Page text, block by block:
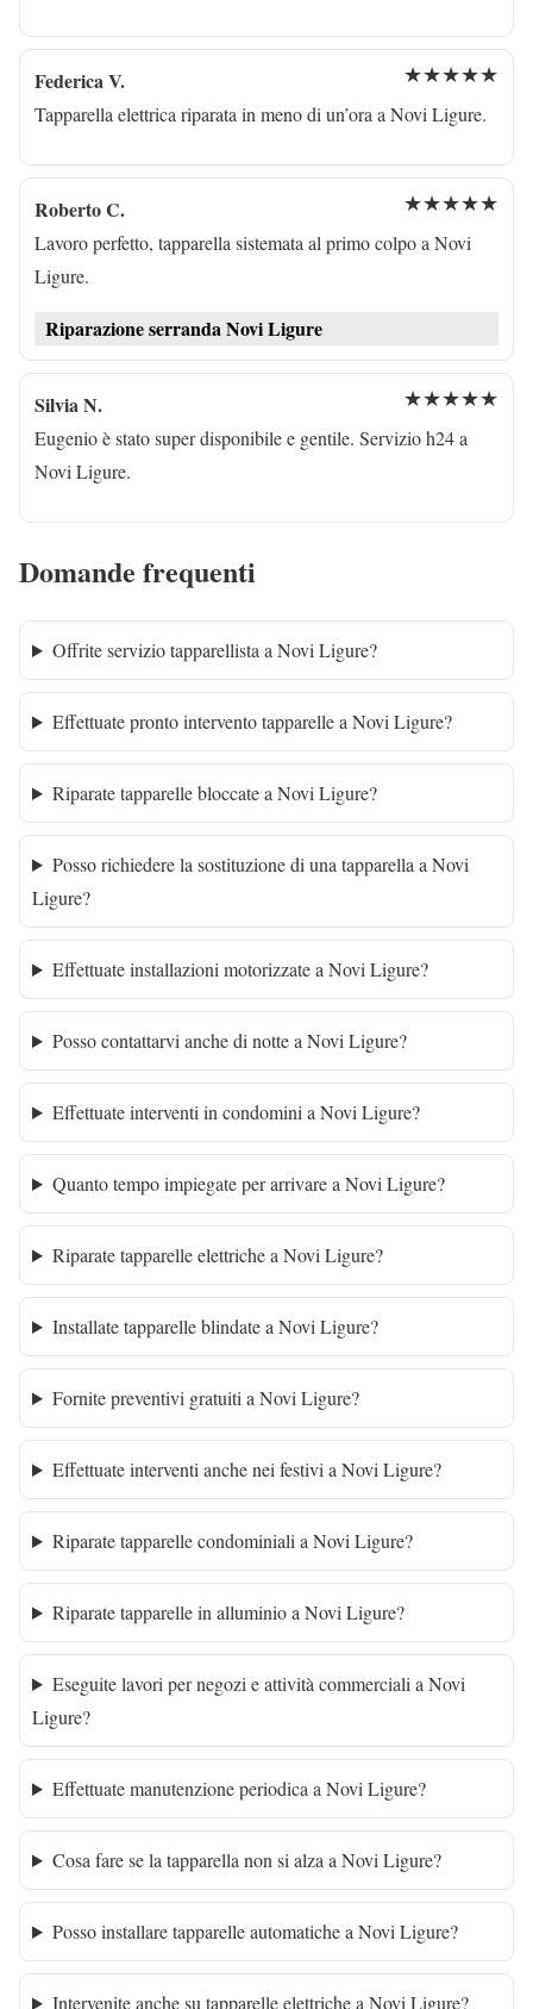
Federica V. ★★★★★
Tapparella elettrica riparata in meno di un’ora a Novi Ligure.
Roberto C. ★★★★★
Lavoro perfetto, tapparella sistemata al primo colpo a Novi
Ligure.
Riparazione serranda Novi Ligure
Silvia N. ★★★★★
Eugenio è stato super disponibile e gentile. Servizio h24 a
Novi Ligure.
Domande frequenti
Offrite servizio tapparellista a Novi Ligure?
Effettuate pronto intervento tapparelle a Novi Ligure?
Riparate tapparelle bloccate a Novi Ligure?
Posso richiedere la sostituzione di una tapparella a Novi
Ligure?
Effettuate installazioni motorizzate a Novi Ligure?
Posso contattarvi anche di notte a Novi Ligure?
Effettuate interventi in condomini a Novi Ligure?
Quanto tempo impiegate per arrivare a Novi Ligure?
Riparate tapparelle elettriche a Novi Ligure?
Installate tapparelle blindate a Novi Ligure?
Fornite preventivi gratuiti a Novi Ligure?
Effettuate interventi anche nei festivi a Novi Ligure?
Riparate tapparelle condominiali a Novi Ligure?
Riparate tapparelle in alluminio a Novi Ligure?
Eseguite lavori per negozi e attività commerciali a Novi
Ligure?
Effettuate manutenzione periodica a Novi Ligure?
Cosa fare se la tapparella non si alza a Novi Ligure?
Posso installare tapparelle automatiche a Novi Ligure?
Intervenite anche su tapparelle elettriche a Novi Ligure?